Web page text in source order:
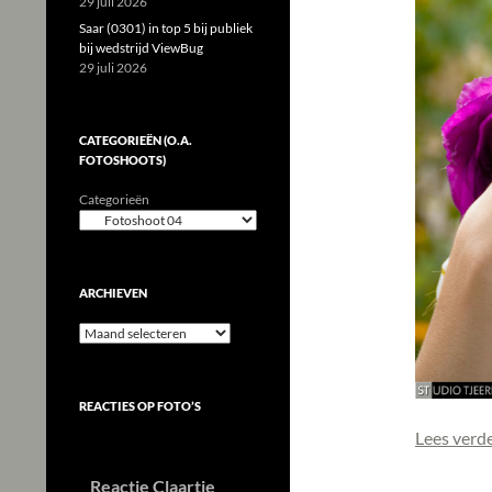
Lees
Saar (0301) in top 5 bij publiek
bij wedstrijd ViewBug
29 juli 2026
CATEGORIEËN (O.A.
FOTOSHOOTS)
Categorieën
ARCHIEVEN
Archieven
REACTIES OP FOTO’S
Reactie Claartje